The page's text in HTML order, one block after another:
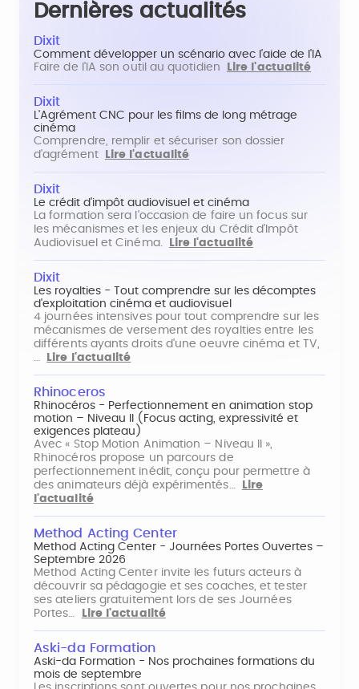
Dernières actualités
Dixit
Comment développer un scénario avec l'aide de l'IA
Faire de l'IA son outil au quotidien
Lire l'actualité
Dixit
L'Agrément CNC pour les films de long métrage
cinéma
Comprendre, remplir et sécuriser son dossier
d'agrément
Lire l'actualité
Dixit
Le crédit d'impôt audiovisuel et cinéma
La formation sera l'occasion de faire un focus sur
les mécanismes et les enjeux du Crédit d'Impôt
Audiovisuel et Cinéma.
Lire l'actualité
Dixit
Les royalties - Tout comprendre sur les décomptes
d'exploitation cinéma et audiovisuel
4 journées intensives pour tout comprendre sur les
mécanismes de versement des royalties entre les
différents ayants droits d'une oeuvre cinéma et TV,
…
Lire l'actualité
Rhinoceros
Rhinocéros - Perfectionnement en animation stop
motion – Niveau II (Focus acting, expressivité et
exigences plateau)
Avec « Stop Motion Animation – Niveau II »,
Rhinocéros propose un parcours de
perfectionnement inédit, conçu pour permettre à
des animateurs déjà expérimentés…
Lire
l'actualité
Method Acting Center
Method Acting Center - Journées Portes Ouvertes –
Septembre 2026
Method Acting Center invite les futurs acteurs à
découvrir sa pédagogie et ses coaches, et tester
ses ateliers gratuitement lors de ses Journées
Portes…
Lire l'actualité
Aski-da Formation
Aski-da Formation - Nos prochaines formations du
mois de septembre